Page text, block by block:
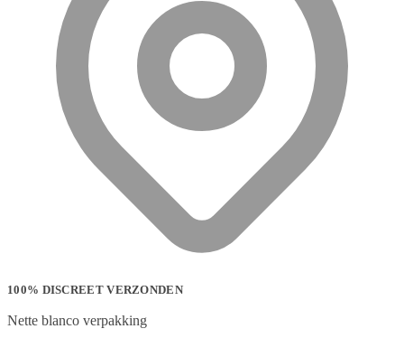
100% DISCREET VERZONDEN
Nette blanco verpakking